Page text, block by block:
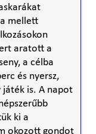
mellett
aratott a
a célba
és nyersz,
is. A napot
ki a
okozott gondot